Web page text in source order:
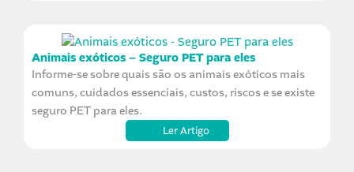
Animais exóticos – Seguro PET para eles
Informe-se sobre quais são os animais exóticos mais
comuns, cuidados essenciais, custos, riscos e se existe
seguro PET para eles.
Ler Artigo